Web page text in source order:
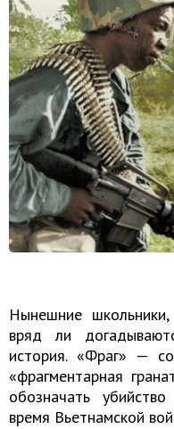
Нынешние
вряд ли
история. «Фраг» —
«фрагментарная
обозначать
время Вьетнамской